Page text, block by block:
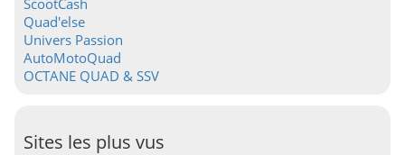
ScootCash
Quad'else
Univers Passion
AutoMotoQuad
OCTANE QUAD & SSV
Sites les plus vus